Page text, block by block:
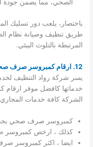
الصحي، مما يضمن جودة
باختصار، يلعب دور تسليك
طريق تنظيف وصيانة نظام
المرتبطة بالتلوث البيئي.
12. ارقام كمبروسر صرف صحي بجدة
يسر شركة رواد التنظيف
خدماتها كافضل موفر
الشركة كافة خدمات
كمبروسر صرف صحي
كذلك ، ارخص
ايضا ، اكثر كمبروسر